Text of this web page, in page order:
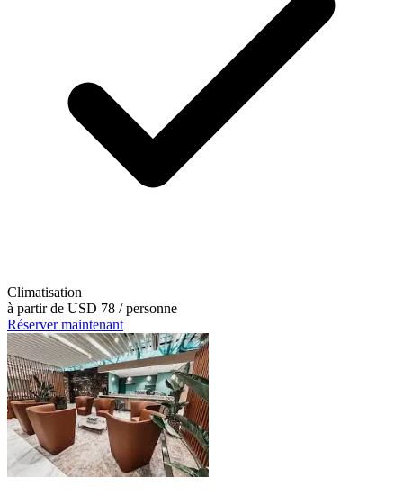
Climatisation
à partir de USD 78 / personne
Réserver maintenant